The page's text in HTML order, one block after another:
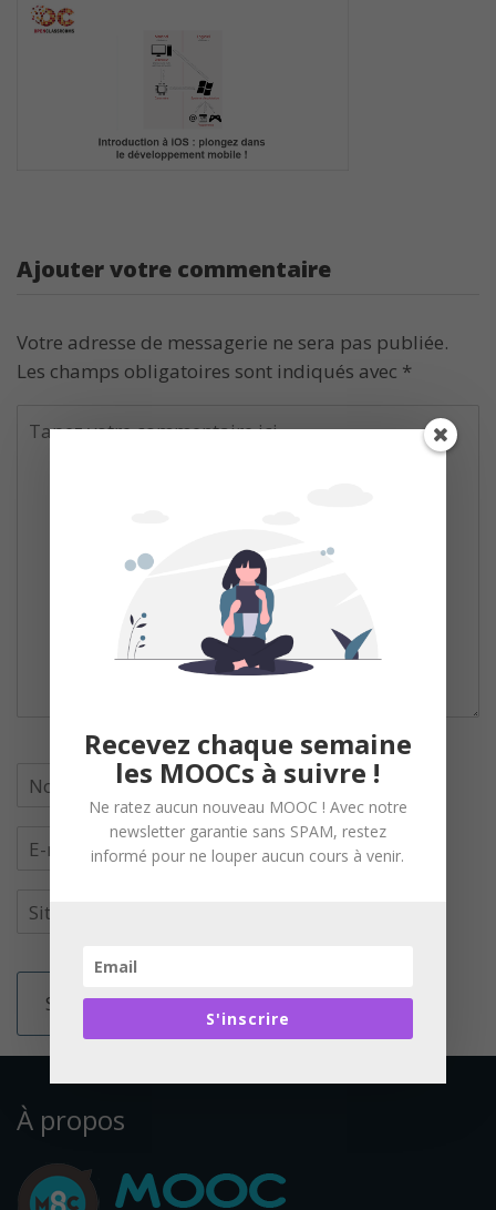
Ajouter votre commentaire
Votre adresse de messagerie ne sera pas publiée.
Les champs obligatoires sont indiqués avec *
À propos
Recevez chaque semaine
les MOOCs à suivre !
Ne ratez aucun nouveau MOOC ! Avec notre
newsletter garantie sans SPAM, restez
informé pour ne louper aucun cours à venir.
S'inscrire